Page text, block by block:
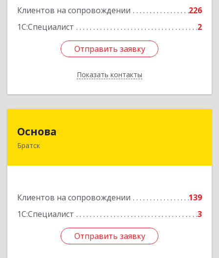
Клиентов на сопровождении
226
1С:Специалист
2
Отправить заявку
Показать контакты
Подробнее
Отправить заявку
Назад
Основа
Братск
Клиентов на сопровождении
139
1С:Специалист
3
Отправить заявку
Отправить заявку